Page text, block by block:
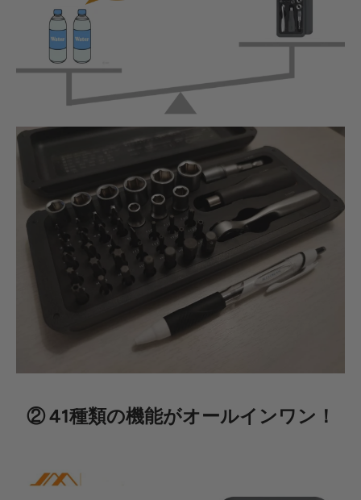
②41種類の機能がオールインワン！